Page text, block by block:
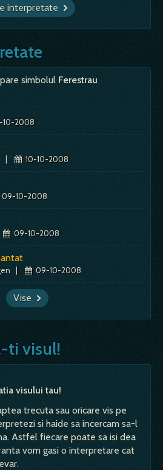
interpretate
simbolul Ferestrau
10-2008
| 10-10-2008
09-10-2008
09-10-2008
| 09-10-2008
Vise
ti visul!
visului tau!
trecuta sau oricare vis pe
si haide sa incercam sa-l
Astfel fiecare poate sa isi dea
vom gasi o interpretare cat